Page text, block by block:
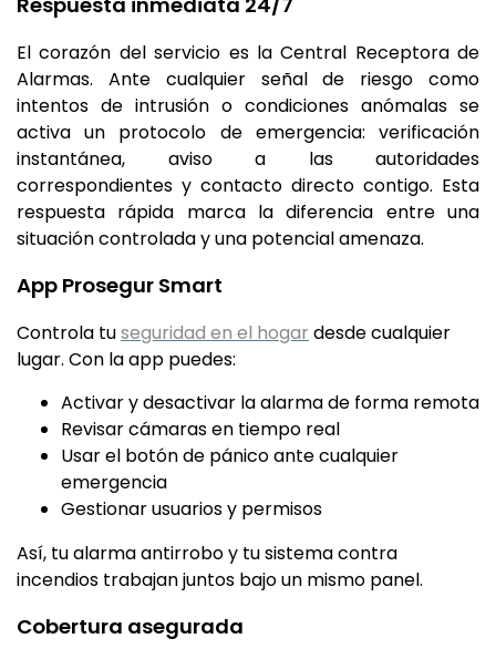
El corazón del servicio es la Central Receptora de
Alarmas. Ante cualquier señal de riesgo como
intentos de intrusión o condiciones anómalas se
activa un protocolo de emergencia: verificación
instantánea, aviso a las autoridades
correspondientes y contacto directo contigo. Esta
respuesta rápida marca la diferencia entre una
situación controlada y una potencial amenaza.
App Prosegur Smart
Controla tuseguridad en el hogar desde cualquier
lugar. Con la app puedes:
Activar y desactivar la alarma de forma remota
Revisar cámaras en tiempo real
Usar el botón de pánico ante cualquier
emergencia
Gestionar usuarios y permisos
Así, tu alarma antirrobo y tu sistema contra
incendios trabajan juntos bajo un mismo panel.
Cobertura asegurada